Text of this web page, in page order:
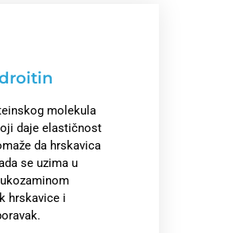
molekula
daje elastičnost
da hrskavica
se uzima u
hrskavice i